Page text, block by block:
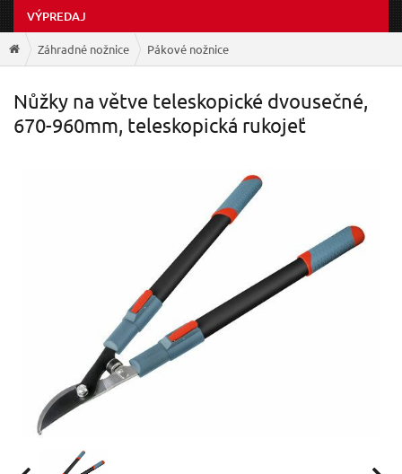
VÝPREDAJ
Záhradné nožnice Pákové nožnice
Nůžky na větve teleskopické dvousečné,
670-960mm, teleskopická rukojeť